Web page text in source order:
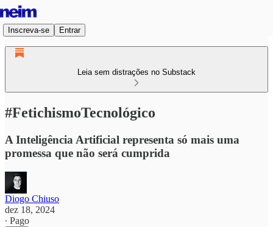
Inscreva-se Entrar
Leia sem distrações no Substack
#FetichismoTecnológico
A Inteligência Artificial representa só mais uma
promessa que não será cumprida
Diogo Chiuso
dez 18, 2024
∙ Pago